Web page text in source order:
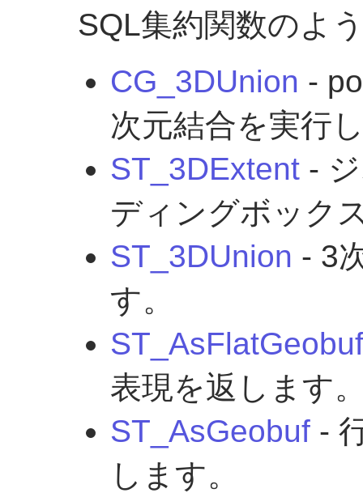
SQL集約関数のよ
CG_3DUnion -
次元結合を実行
ST_3DExtent -
ディングボック
ST_3DUnion - 3
す。
ST_AsFlatGeobuf
表現を返します
ST_AsGeobuf -
します。